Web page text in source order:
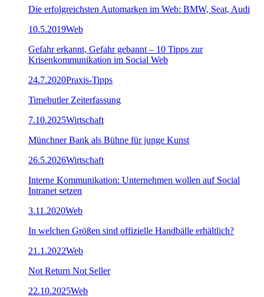
Die erfolgreichsten Automarken im Web: BMW, Seat, Audi
10.5.2019Web
Gefahr erkannt, Gefahr gebannt – 10 Tipps zur
Krisenkommunikation im Social Web
24.7.2020Praxis-Tipps
Timebutler Zeiterfassung
7.10.2025Wirtschaft
Münchner Bank als Bühne für junge Kunst
26.5.2026Wirtschaft
Interne Kommunikation: Unternehmen wollen auf Social
Intranet setzen
3.11.2020Web
In welchen Größen sind offizielle Handbälle erhältlich?
21.1.2022Web
Not Return Not Seller
22.10.2025Web